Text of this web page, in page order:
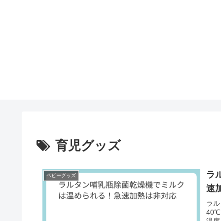
育児グッズ
ベビーグッズ
ラ
速
ラ
40℃